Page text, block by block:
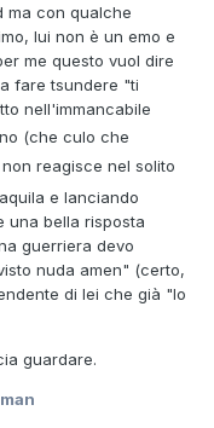
ma con qualche
lui non è un emo e
me questo vuol dire
fare tsundere "ti
nell'immancabile
(che culo che
reagisce nel solito
e lanciando
una bella risposta
guerriera devo
nuda amen" (certo,
di lei che già "lo
guardare.